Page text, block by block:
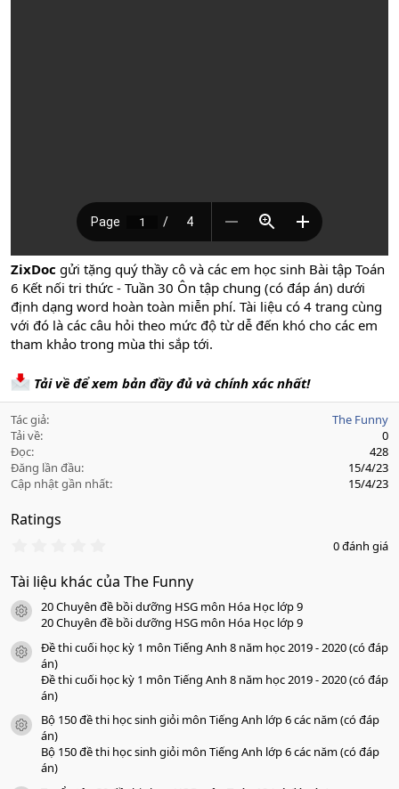
ZixDoc gửi tặng quý thầy cô và các em học sinh Bài tập Toán
6 Kết nối tri thức - Tuần 30 Ôn tập chung (có đáp án) dưới
định dạng word hoàn toàn miễn phí. Tài liệu có 4 trang cùng
với đó là các câu hỏi theo mức độ từ dễ đến khó cho các em
tham khảo trong mùa thi sắp tới.
Tải về để xem bản đầy đủ và chính xác nhất!
Tác giả
The Funny
Tải về
0
Đọc
428
Đăng lần đầu
15/4/23
Cập nhật gần nhất
15/4/23
Ratings
0
0
s
a
o
0 đánh giá
Tài liệu khác của The Funny
icon tài liệu
20 Chuyên đề bồi dưỡng HSG môn Hóa Học lớp 9
20 Chuyên đề bồi dưỡng HSG môn Hóa Học lớp 9
icon tài liệu
Đề thi cuối học kỳ 1 môn Tiếng Anh 8 năm học 2019 - 2020 (có đáp
án)
Đề thi cuối học kỳ 1 môn Tiếng Anh 8 năm học 2019 - 2020 (có đáp
án)
icon tài liệu
Bộ 150 đề thi học sinh giỏi môn Tiếng Anh lớp 6 các năm (có đáp
án)
Bộ 150 đề thi học sinh giỏi môn Tiếng Anh lớp 6 các năm (có đáp
án)